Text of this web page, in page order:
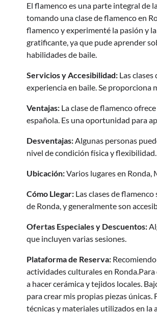
El flamenco es una parte integral de
tomando una clase de flamenco en
flamenco y experimenté la pasión y
gratificante, ya que pude aprender
habilidades de baile.
Servicios y Accesibilidad: Las
experiencia en baile. Se proporciona
Ventajas: La clase de flamenco
española. Es una oportunidad para
Desventajas:Algunas personas
nivel de condición física y flexibilidad.
Ubicación:Varios lugares en Ronda,
Cómo Llegar: Las clases de
de Ronda, y generalmente son
Ofertas Especiales y Descuentos:
que incluyen varias sesiones.
Plataforma de Reserva:
actividades culturales en
a hacer cerámica y tejidos locales.
para crear mis propias piezas
técnicas y materiales utilizados en la